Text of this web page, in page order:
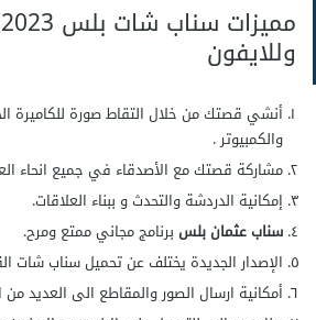
وللايفون
أنشي قصتك من خلال التقاط صورة للكاميرة
والكمبيوتر .
مشاركة قصتك مع الأصدقاء في جميع انحاء
إمكانية الدردشة والتحدث و ببناء العلاقات.
سناب عثمان بلس برنامج مجاني ممتع ومرح.
الإصدار الجديدة يختلف عن تحميل سناب شات
أمكانية ارسال الصور والمقاطع الى العديد